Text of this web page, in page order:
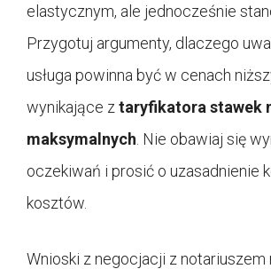
elastycznym, ale jednocześnie
Przygotuj argumenty, dlaczego
usługa powinna być w cenach
wynikające z taryfikatora stawek
maksymalnych . Nie obawiaj się
oczekiwań i prosić o uzasadnienie
kosztów.
Wnioski z negocjacji z notariuszem